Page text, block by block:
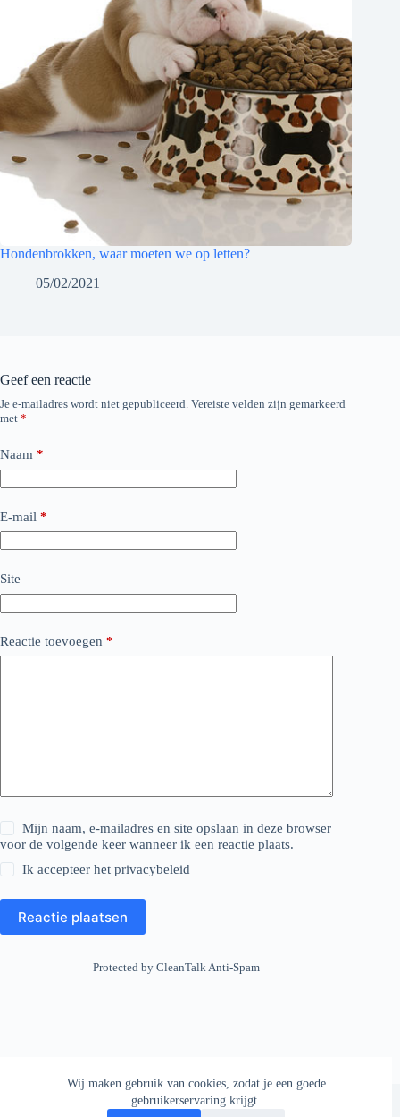
Wij maken gebruik van cookies, zodat je een goede
gebruikerservaring krijgt.
Hondenbrokken, waar moeten we op letten?
05/02/2021
Geef een reactie
Je e-mailadres wordt niet gepubliceerd. Vereiste velden zijn gemarkeerd
met *
Naam *
E-mail *
Site
Reactie toevoegen *
Mijn naam, e-mailadres en site opslaan in deze browser
voor de volgende keer wanneer ik een reactie plaats.
Ik accepteer hetprivacybeleid
Reactie plaatsen
Protected by CleanTalk Anti-Spam
Copyright © 2026 - AllesOverDeHond